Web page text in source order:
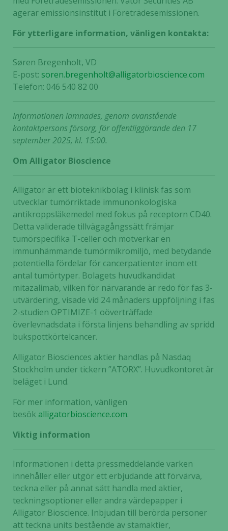
agerar emissionsinstitut i Företrädesemissionen.
För ytterligare information, vänligen kontakta:
Søren Bregenholt, VD
E-post: soren.bregenholt@alligatorbioscience.com
Telefon: 046 540 82 00
Informationen lämnades, genom ovanstående
kontaktpersons försorg, för offentliggörande den 17
september 2025, kl. 15:00.
Om Alligator Bioscience
Alligator är ett bioteknikbolag i klinisk fas som
utvecklar tumörriktade immunonkologiska
antikroppsläkemedel med fokus på receptorn CD40.
Detta validerade tillvägagångssätt främjar
tumörspecifika T-celler och motverkar en
immunhämmande tumörmikromiljö, med betydande
potentiella fördelar för cancerpatienter inom ett
antal tumörtyper. Bolagets huvudkandidat
mitazalimab, vilken för närvarande är redo för fas 3-
utvärdering, visade vid 24 månaders uppföljning i fas
2-studien OPTIMIZE-1 oöverträffade
överlevnadsdata i första linjens behandling av spridd
bukspottkörtelcancer.
Alligator Biosciences aktier handlas på Nasdaq
Stockholm under tickern ”ATORX”. Huvudkontoret är
beläget i Lund.
För mer information, vänligen
besök alligatorbioscience.com.
Viktig information
Informationen i detta pressmeddelande varken
innehåller eller utgör ett erbjudande att förvärva,
teckna eller på annat sätt handla med aktier,
teckningsoptioner eller andra värdepapper i
Alligator Bioscience. Inbjudan till berörda personer
att teckna units bestående av stamaktier,
Nödvändiga
Dessa kakor
Statistik
För att vi ska
kunna
förbättra
hemsidans